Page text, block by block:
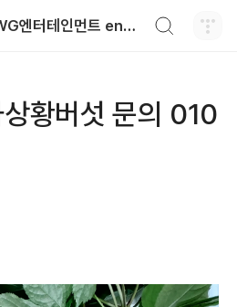
와일드진생WG엔터테인먼트 entertainment
황버섯 문의 010